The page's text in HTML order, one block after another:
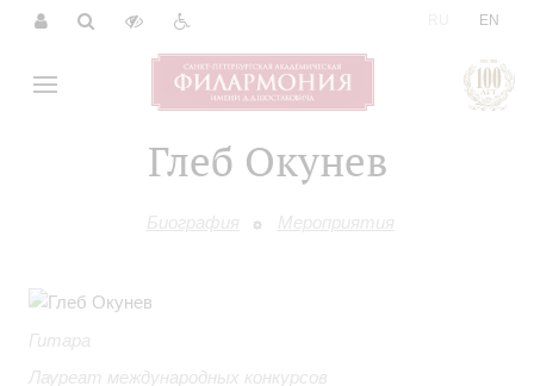
EN
Глеб Окунев
Биография Мероприятия
Гитара
Лауреат международных конкурсов